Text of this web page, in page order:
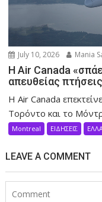
July 10, 2026 Mania
Η Air Canada
απευθείας
Η Air Canada
Τορόντο και το
Montreal ΕΙΔΗΣΕΙΣ
LEAVE A COMMENT